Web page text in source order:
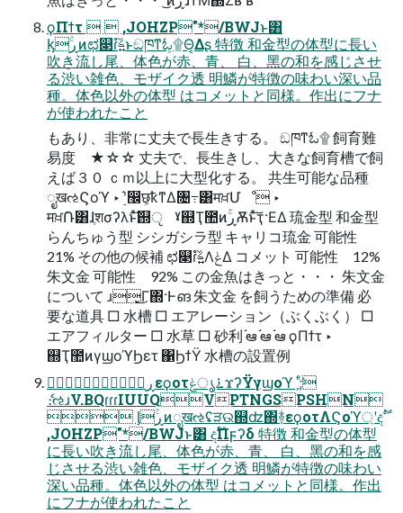
ϙΠϯτ   ,JOHZP"*/BWJͱ͸
ᶄۚڕͷಛ௃ɾࣂ͍ํͱඞཁͳಓ۩͕Θ͔Δʂ 特徴 和⾦型の体型に⻑い
吹き流し尾、体⾊が⾚、⻘、 ⽩、⿊の和を感じさせ
る渋い雑⾊、モザイク透 明鱗が特徴の味わい深い品
種。体⾊以外の体型 はコメットと同様。作出にフナ
が使われたこと
もあり、⾮常に丈夫で⻑⽣きする。 ඞཁͳಓ۩ 飼育難
易度 ★☆☆ 丈夫で、⻑⽣きし、⼤きな飼育槽で飼
えば３０ ｃｍ以上に⼤型化する。 共⽣可能な品種
ೖखઌϚοϓ ‣ ࣮֬ʹ඼छ͕ҟͳΔ৔߹͸मਖ਼Մೳ ‣
मਖ਼݁Ռ͸ɺֶशσʔλͱͯ͠஝ੵ ˠ஍Ҭ಺ͷۚڕѪͱͯ͠ҭ·ΕΔ 琉⾦型 和⾦型
らんちゅう型 シシガシラ型 キャリコ琉⾦ 可能性
21% その他の候補 ಛ௃ɾࣂ͍ํΛݟΔ コメット 可能性 12%
朱⽂⾦ 可能性 92% この⾦⿂はきっと・・・ 朱⽂⾦
について ɹ͓͜Γ΍·Ͱങ͏ 朱⽂⾦ を飼うための準備 必
要な道具 □ ⽔槽 □ エアレーション（ぶくぶく） □
エアフィルター □ ⽔草 □ 砂利 ֬ఆ ֬ఆ ֬ఆ ϙΠϯτ ‣
஍Ҭ಺ͷγϣοϓϦετ ΁ϦϯΫ ⽔槽の設置例
ۚڕεϙοτ࠶ൃݟϫʔΫγϣοϓˏ;ͤ͘
ެ։ઌɹV.BQɾɾɾIUUQVPTNGSPSHN
 ᶅۚڕͷೖखઌʢੜଉ஍ʣ΍ؔ࿈εϙοτΛϚοϓ্ʹදࣔ
,JOHZP"*/BWJͱ͸ දࣔΠϝʔδ 特徴 和⾦型の体型
に⻑い吹き流し尾、体⾊が⾚、⻘、 ⽩、⿊の和を感
じさせる渋い雑⾊、モザイク透 明鱗が特徴の味わい
深い品種。体⾊以外の体型 はコメットと同様。作出
にフナが使われたこと